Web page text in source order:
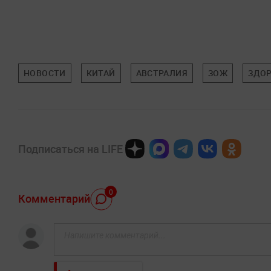
НОВОСТИ КИТАЙ АВСТРАЛИЯ ЗОЖ
Подписаться на LIFE
Комментарий 0